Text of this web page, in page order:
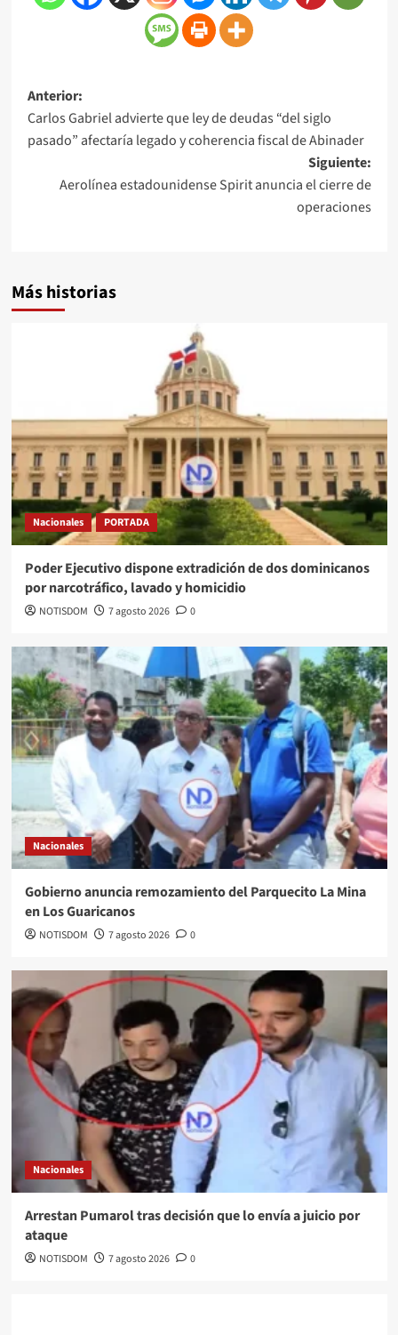
Anterior:
Carlos Gabriel advierte que ley de deudas “del siglo
pasado” afectaría legado y coherencia fiscal de Abinader
Siguiente:
Aerolínea estadounidense Spirit anuncia el cierre de
operaciones
Más historias
Nacionales PORTADA
Poder Ejecutivo dispone extradición de dos dominicanos
por narcotráfico, lavado y homicidio
NOTISDOM 7 agosto 2026 0
Nacionales
Gobierno anuncia remozamiento del Parquecito La Mina
en Los Guaricanos
NOTISDOM 7 agosto 2026 0
Nacionales
Arrestan Pumarol tras decisión que lo envía a juicio por
ataque
NOTISDOM 7 agosto 2026 0